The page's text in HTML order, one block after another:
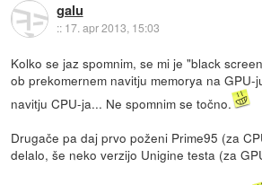
galu
:: 17. apr 2013, 15:03
Kolko se jaz spomnim, se mi je "black
ob prekomernem navitju memorya na GPU-
navitju CPU-ja... Ne spomnim se točno.
Drugače pa daj prvo poženi Prime95 (za
delalo, še neko verzijo Unigine testa (za